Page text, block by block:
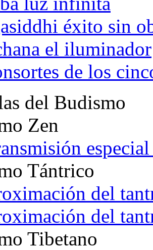
éxito sin
el iluminador
de los
del Budismo
Zen
Tántrico
del
del
Tibetano